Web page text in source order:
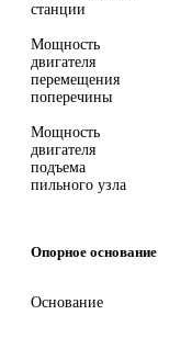
станции
Мощность
двигателя
перемещения
поперечины
Мощность
двигателя
подъема
пильного узла
Опорное основание
Основание